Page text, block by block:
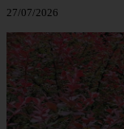
27/07/2026